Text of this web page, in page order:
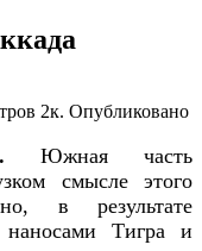
2к. Опубликовано
Южная часть
смысле этого
в результате
наносами Тигра и